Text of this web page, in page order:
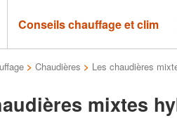
Conseils chauffage et clim
> Chaudières > Les chaudières
mixtes